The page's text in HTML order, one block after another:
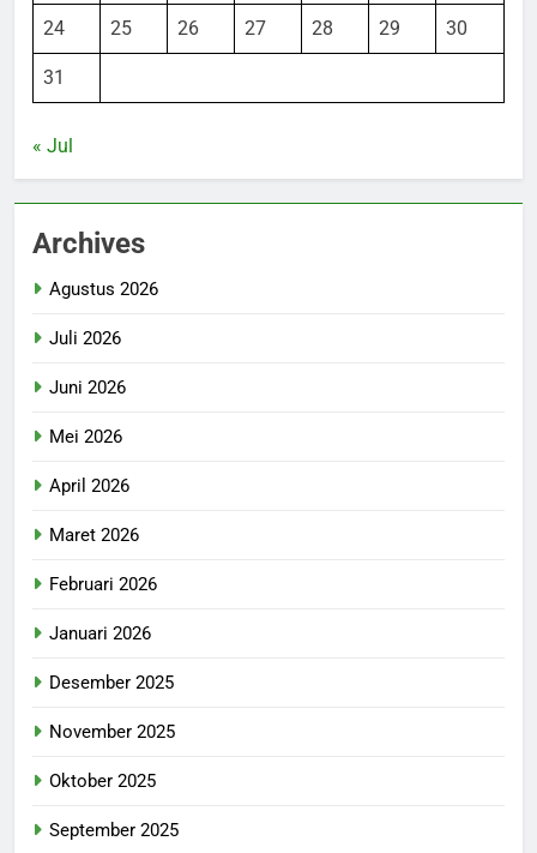
24 25 26 27 28 29 30
31
« Jul
Archives
Agustus 2026
Juli 2026
Juni 2026
Mei 2026
April 2026
Maret 2026
Februari 2026
Januari 2026
Desember 2025
November 2025
Oktober 2025
September 2025